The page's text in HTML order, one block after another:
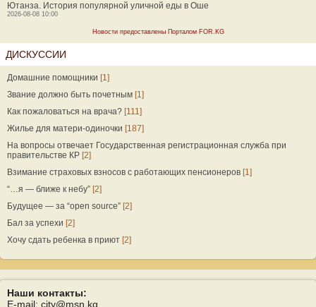
Ютанза. История популярной уличной еды в Оше
2026-08-08 10:00
Новости предоставлены Порталом FOR.KG
ДИСКУССИИ
Домашние помощники [1]
Звание должно быть почетным [1]
Как пожаловаться на врача? [111]
Жилье для матери-одиночки [187]
На вопросы отвечает Государственная регистрационная служба при
правительстве КР [2]
Взимание страховых взносов с работающих пенсионеров [1]
“…я — ближе к небу” [2]
Будущее — за “open source” [2]
Бал за успехи [2]
Хочу сдать ребенка в приют [2]
Наши контакты:
E-mail: city@msn.kg